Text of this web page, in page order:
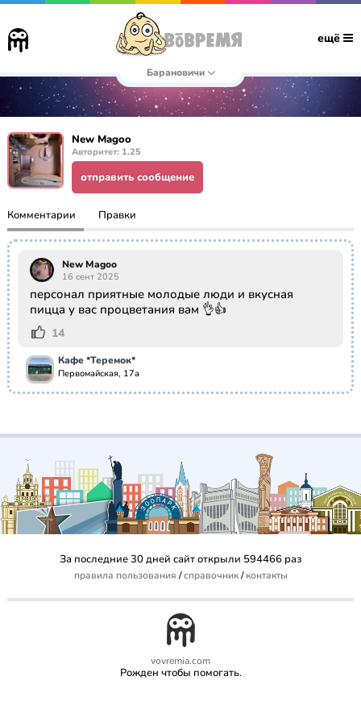
ещё
Барановичи
New Magoo
Авторитет: 1.25
отправить сообщение
Комментарии Правки
New Magoo
16 сент 2025
персонал приятные молодые люди и вкусная
пицца у вас процветания вам 👌👍
14
Кафе *Теремок*
Первомайская, 17а
За последние 30 дней сайт открыли 594466 раз
правила пользования /справочник/контакты
vovremia.com
Рожден чтобы помогать.